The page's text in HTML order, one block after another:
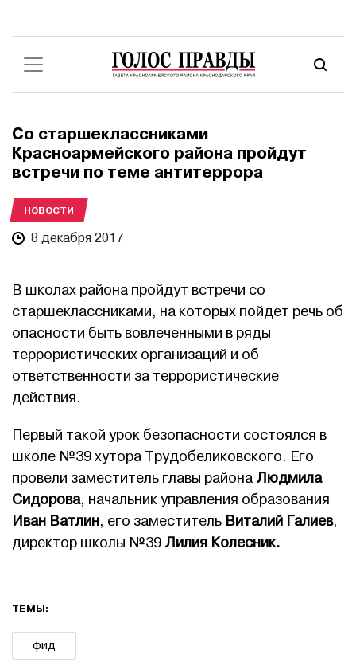
Со старшеклассниками
Красноармейского района пройдут
встречи по теме антитеррора
НОВОСТИ
8 декабря 2017
В школах района пройдут встречи со
старшеклассниками, на которых пойдет речь об
опасности быть вовлеченными в ряды
террористических организаций и об
ответственности за террористические
действия.
Первый такой урок безопасности состоялся в
школе №39 хутора Трудобеликовского. Его
провели заместитель главы района Людмила
Сидорова, начальник управления образования
Иван Ватлин, его заместитель Виталий Галиев,
директор школы №39 Лилия Колесник.
ТЕМЫ:
фид